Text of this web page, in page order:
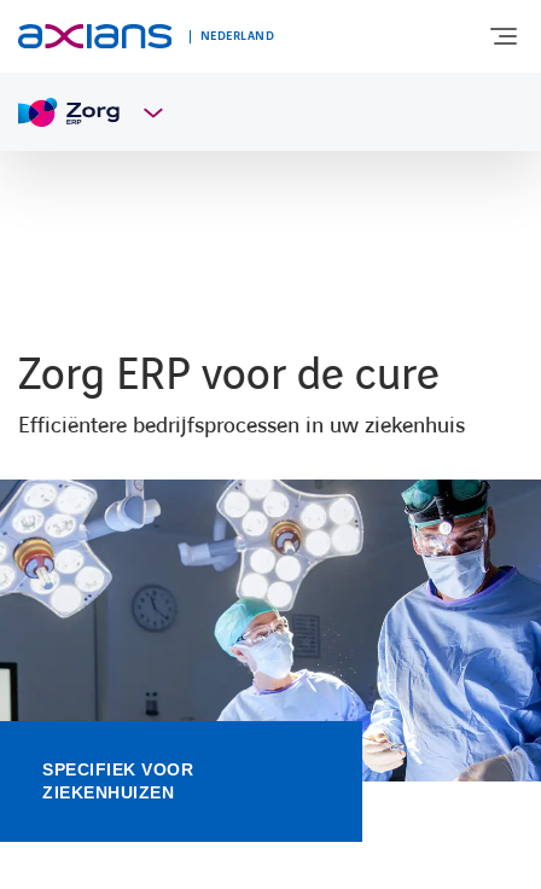
NEDERLAND
NIEUWS & INSPIRATIE
Nieuws
Kennisbank
Events
Contact
Zorg ERP voor de cure
Efficiëntere bedrijfsprocessen in uw ziekenhuis
SPECIFIEK VOOR
ZIEKENHUIZEN